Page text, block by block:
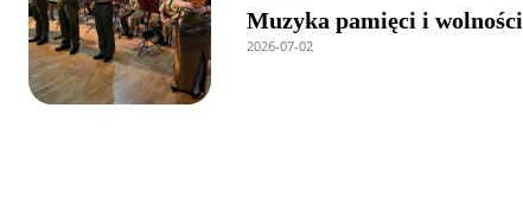
Muzyka pamięci i wolności
2026-07-02